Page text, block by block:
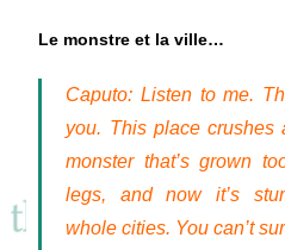
Le monstre et la ville…
Caputo: Listen to me.
you. This place crushes
monster that’s grown
legs, and now it’s
whole cities. You can’t